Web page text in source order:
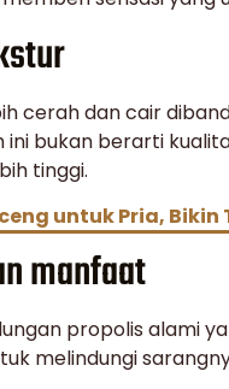
cerah dan cair
bukan berarti
tinggi.
untuk Pria, Bikin
manfaat
propolis alami
melindungi